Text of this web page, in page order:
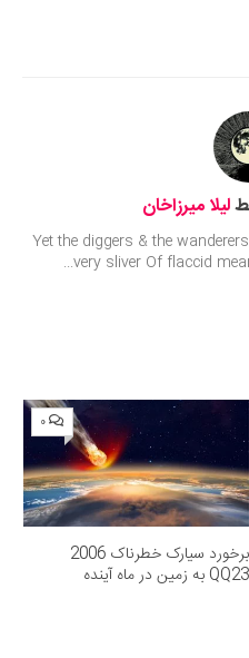
لیلا میرزاخان
Yet the diggers & the
very sliver Of flaccid
۰
برخورد سیارک خطرناک 2006
QQ23 به زمین در ماه آینده